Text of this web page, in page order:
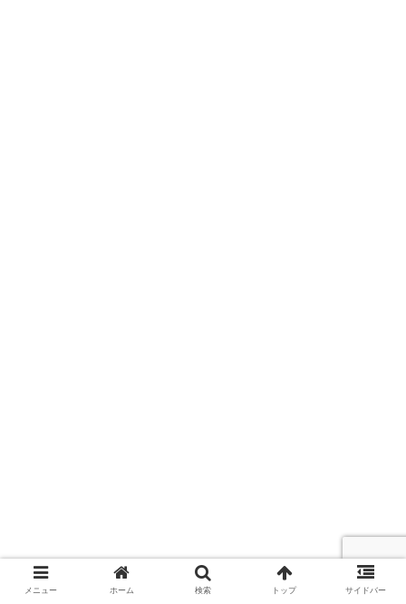
メニュー ホーム 検索 トップ サイドバー